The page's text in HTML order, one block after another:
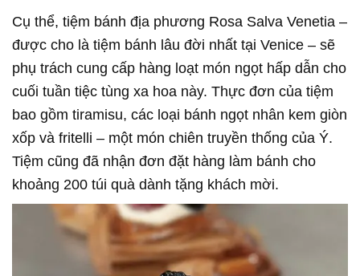
Cụ thể, tiệm bánh địa phương Rosa Salva Venetia –
được cho là tiệm bánh lâu đời nhất tại Venice – sẽ
phụ trách cung cấp hàng loạt món ngọt hấp dẫn cho
cuối tuần tiệc tùng xa hoa này. Thực đơn của tiệm
bao gồm tiramisu, các loại bánh ngọt nhân kem giòn
xốp và fritelli – một món chiên truyền thống của Ý.
Tiệm cũng đã nhận đơn đặt hàng làm bánh cho
khoảng 200 túi quà dành tặng khách mời.